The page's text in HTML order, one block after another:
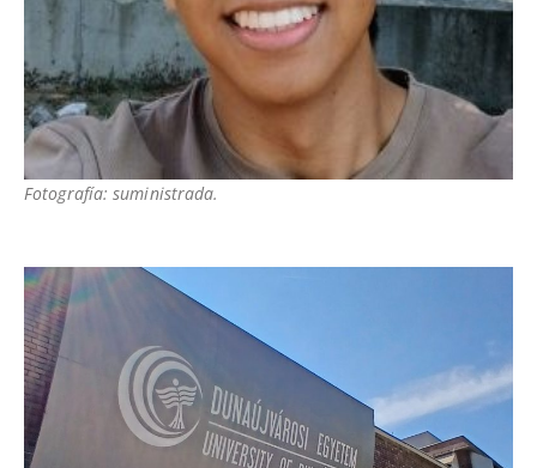
Fotografía: suministrada.